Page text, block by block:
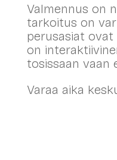
Valmennus on
tarkoitus on
perusasiat ovat
on
tosissaan vaan
Varaa aika